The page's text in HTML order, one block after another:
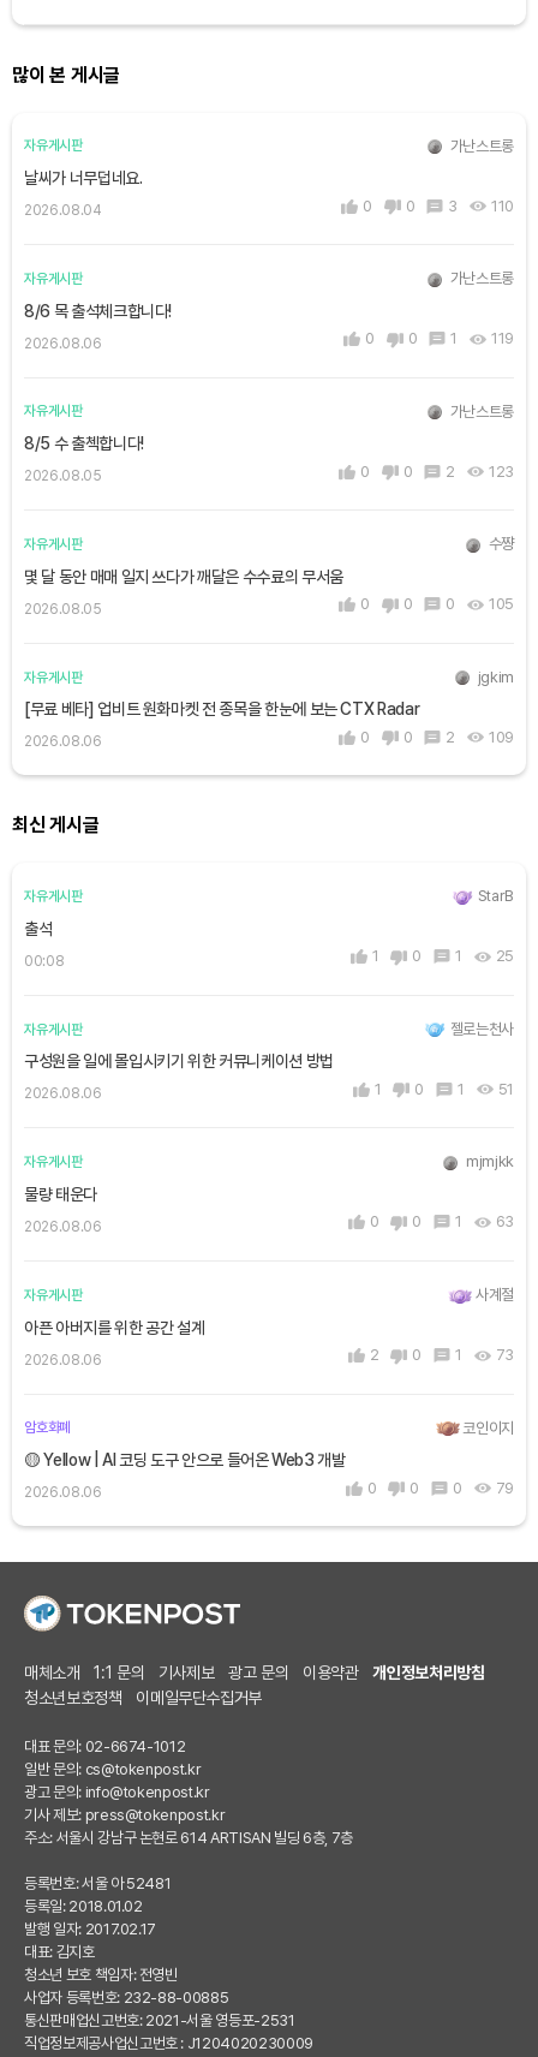
많이 본 게시글
자유게시판 가난스트롱
날씨가 너무덥네요.
2026.08.04 0 0 3 110
자유게시판 가난스트롱
8/6 목 출석체크합니다!
2026.08.06 0 0 1 119
자유게시판 가난스트롱
8/5 수 출첵합니다!
2026.08.05 0 0 2 123
자유게시판 수쨩
몇 달 동안 매매 일지 쓰다가 깨달은 수수료의 무서움
2026.08.05 0 0 0 105
자유게시판 jgkim
[무료 베타] 업비트 원화마켓 전 종목을 한눈에 보는 CTX Radar
2026.08.06 0 0 2 109
최신 게시글
자유게시판 StarB
출석
00:08 1 0 1 25
자유게시판 젤로는천사
구성원을 일에 몰입시키기 위한 커뮤니케이션 방법
2026.08.06 1 0 1 51
자유게시판 mjmjkk
물량 태운다
2026.08.06 0 0 1 63
자유게시판 사계절
아픈 아버지를 위한 공간 설계
2026.08.06 2 0 1 73
암호화폐 코인이지
🟡 Yellow | AI 코딩 도구 안으로 들어온 Web3 개발
2026.08.06 0 0 0 79
매체소개 1:1 문의 기사제보 광고 문의 이용약관
개인정보처리방침
청소년보호정책
이메일무단수집거부
대표 문의: 02-6674-1012
일반 문의: cs@tokenpost.kr
광고 문의: info@tokenpost.kr
기사 제보: press@tokenpost.kr
주소: 서울시 강남구 논현로 614 ARTISAN 빌딩 6층, 7층
등록번호: 서울 아 52481
등록일: 2018.01.02
발행 일자: 2017.02.17
대표: 김지호
청소년 보호 책임자: 전영빈
사업자 등록번호: 232-88-00885
통신판매업신고번호: 2021-서울 영등포-2531
직업정보제공사업신고번호 : J1204020230009